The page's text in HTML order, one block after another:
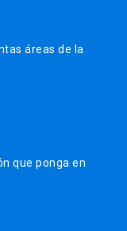
áreas de la
que ponga en